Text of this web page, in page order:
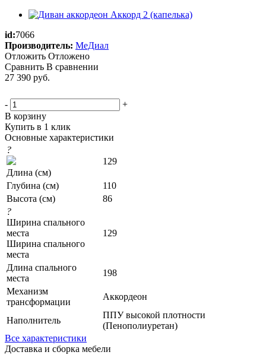
id:7066
Производитель: МеДиал
Отложить Отложено
Сравнить В сравнении
27 390 руб.
-
+
В корзину
Купить в 1 клик
Основные характеристики
?
Длина (см)
129
Глубина (см)
110
Высота (см)
86
?
Ширина спального
места
Ширина спального
места
129
Длина спального
места
198
Механизм
трансформации
Аккордеон
Наполнитель
ППУ высокой плотности
(Пенополиуретан)
Все характеристики
Доставка и сборка мебели